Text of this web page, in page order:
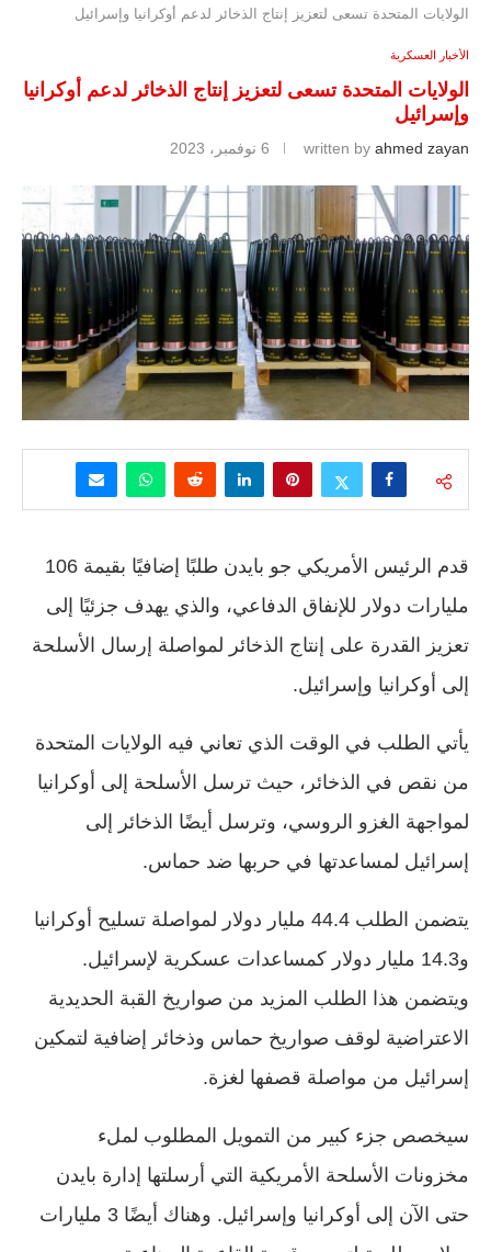
الولايات المتحدة تسعى لتعزيز إنتاج الذخائر لدعم أوكرانيا وإسرائيل
الأخبار العسكرية
الولايات المتحدة تسعى لتعزيز إنتاج الذخائر لدعم أوكرانيا
وإسرائيل
written by ahmed zayan 6 نوفمبر، 2023
قدم الرئيس الأمريكي جو بايدن طلبًا إضافيًا بقيمة 106
مليارات دولار للإنفاق الدفاعي، والذي يهدف جزئيًا إلى
تعزيز القدرة على إنتاج الذخائر لمواصلة إرسال الأسلحة
إلى أوكرانيا وإسرائيل.
يأتي الطلب في الوقت الذي تعاني فيه الولايات المتحدة
من نقص في الذخائر، حيث ترسل الأسلحة إلى أوكرانيا
لمواجهة الغزو الروسي، وترسل أيضًا الذخائر إلى
إسرائيل لمساعدتها في حربها ضد حماس.
يتضمن الطلب 44.4 مليار دولار لمواصلة تسليح أوكرانيا
و14.3 مليار دولار كمساعدات عسكرية لإسرائيل.
ويتضمن هذا الطلب المزيد من صواريخ القبة الحديدية
الاعتراضية لوقف صواريخ حماس وذخائر إضافية لتمكين
إسرائيل من مواصلة قصفها لغزة.
سيخصص جزء كبير من التمويل المطلوب لملء
مخزونات الأسلحة الأمريكية التي أرسلتها إدارة بايدن
حتى الآن إلى أوكرانيا وإسرائيل. وهناك أيضًا 3 مليارات